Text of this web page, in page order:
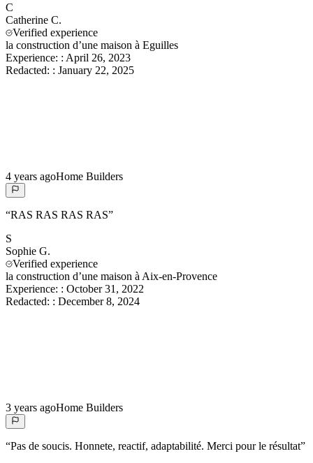
C
Catherine C.
Verified experience
la construction d’une maison à Eguilles
Experience: : April 26, 2023
Redacted: : January 22, 2025
4 years agoHome Builders
“RAS RAS RAS RAS”
S
Sophie G.
Verified experience
la construction d’une maison à Aix-en-Provence
Experience: : October 31, 2022
Redacted: : December 8, 2024
3 years agoHome Builders
“Pas de soucis. Honnete, reactif, adaptabilité. Merci pour le résultat”